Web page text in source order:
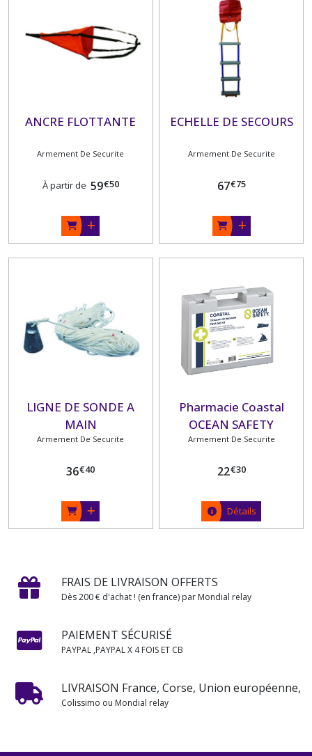
ANCRE FLOTTANTE
Armement De Securite
À partir de 59€50
ECHELLE DE SECOURS
Armement De Securite
67€75
LIGNE DE SONDE A
MAIN
Armement De Securite
36€40
Pharmacie Coastal
OCEAN SAFETY
Armement De Securite
22€30
Détails
FRAIS DE LIVRAISON OFFERTS
Dès 200 € d'achat ! (en france) par Mondial relay
PAIEMENT SÉCURISÉ
PAYPAL ,PAYPAL X 4 FOIS ET CB
LIVRAISON France, Corse, Union européenne,
Colissimo ou Mondial relay